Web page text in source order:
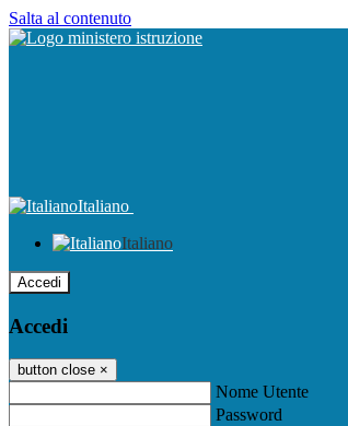
Salta al contenuto
Italiano
Italiano
Accedi
Accedi
button close ×
Nome Utente
Password